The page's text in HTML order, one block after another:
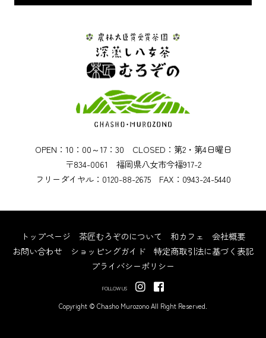
OPEN：10：00～17：30 CLOSED：第2・第4日曜日
〒834-0061 福岡県八女市今福917-2
フリーダイヤル：0120-88-2675 FAX：0943-24-5440
トップページ 茶匠むろぞのについて 和カフェ
会社概要
お問い合わせ
ショッピングガイド
特定商取引法に基づく表記
プライバシーポリシー
FOLLOW US
Copyright © Chasho Murozono All Right Reserved.